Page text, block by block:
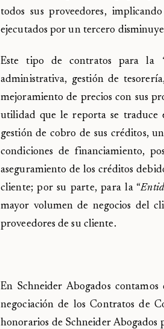
todos sus proveedores,
ejecutados por un tercero
Este tipo de contratos para la
administrativa, gestión de
mejoramiento de precios con sus
utilidad que le reporta se traduce
gestión de cobro de sus créditos,
condiciones de financiamiento,
aseguramiento de los créditos
cliente; por su parte, para la “
mayor volumen de negocios del
proveedores de su cliente.
En Schneider Abogados
negociación de los Contratos de
honorarios de Schneider